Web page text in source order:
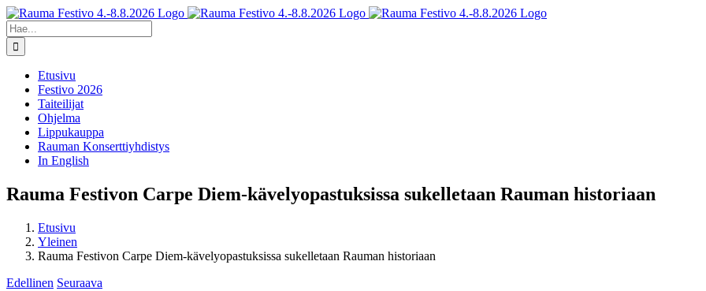
Skip
to
content
Facebook
X
Instagram
YouTube
Etsi
...
Etusivu
Festivo 2026
Taiteilijat
Ohjelma
Lippukauppa
Rauman Konserttiyhdistys
In English
Rauma Festivon Carpe Diem-kävelyopastuksissa sukelletaan Rauman historiaan
Etusivu
Yleinen
Rauma Festivon Carpe Diem-kävelyopastuksissa sukelletaan Rauman historiaan
Edellinen Seuraava